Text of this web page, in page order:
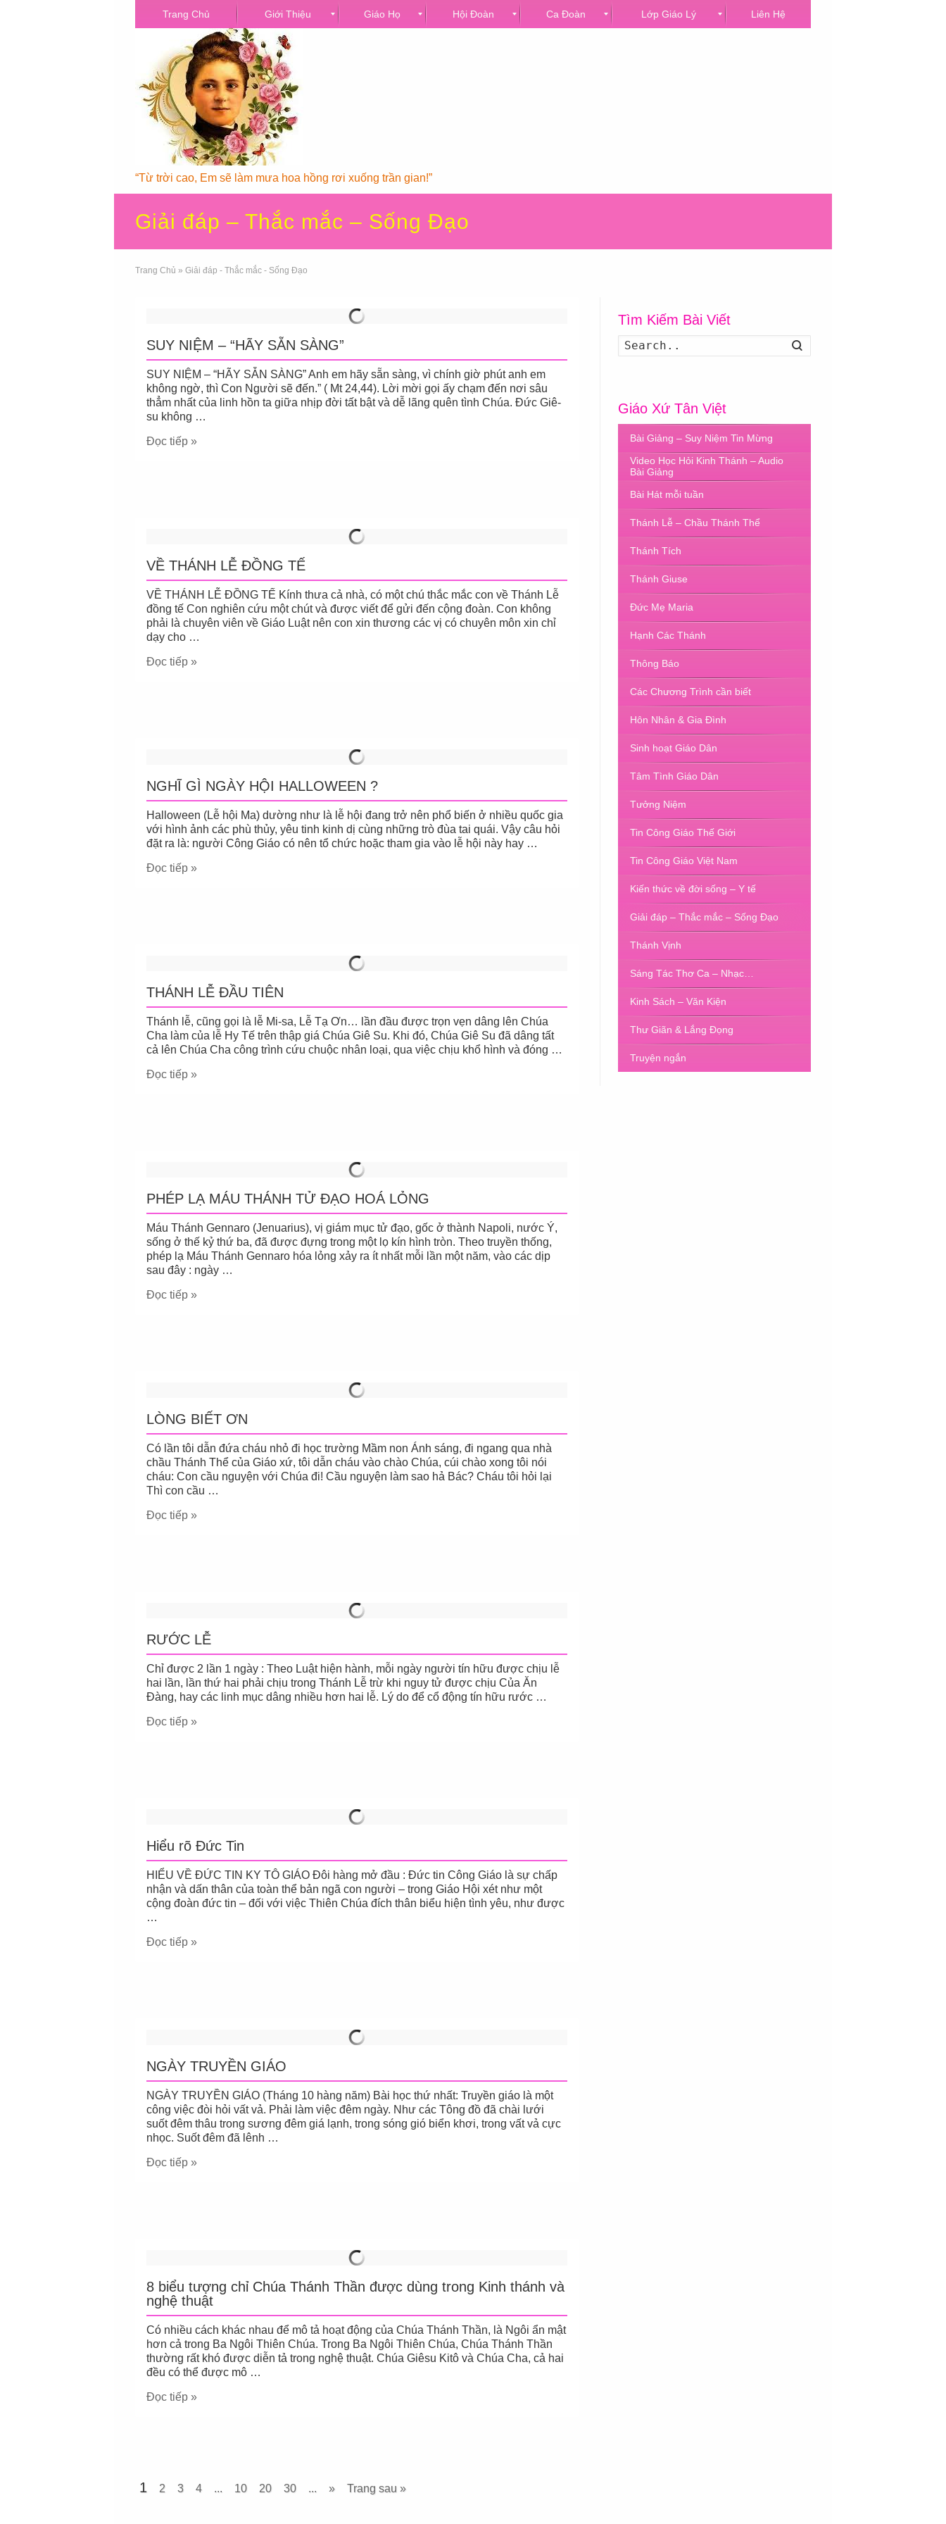
“Từ trời cao, Em sẽ làm mưa hoa hồng rơi xuống trần gian!”
Trang Chủ Giới Thiệu Giáo Họ Hội Đoàn Ca Đoàn Lớp Giáo Lý Liên Hệ
Giải đáp – Thắc mắc – Sống Đạo
Trang Chủ » Giải đáp - Thắc mắc - Sống Đạo
SUY NIỆM – “HÃY SẴN SÀNG”
SUY NIỆM – “HÃY SẴN SÀNG” Anh em hãy sẵn sàng, vì chính giờ phút anh em
không ngờ, thì Con Người sẽ đến.” ( Mt 24,44). Lời mời gọi ấy chạm đến nơi sâu
thẳm nhất của linh hồn ta giữa nhịp đời tất bật và dễ lãng quên tình Chúa. Đức Giê-
su không …
Đọc tiếp »
VỀ THÁNH LỄ ĐỒNG TẾ
VỀ THÁNH LỄ ĐỒNG TẾ Kính thưa cả nhà, có một chú thắc mắc con về Thánh Lễ
đồng tế Con nghiên cứu một chút và được viết để gửi đến cộng đoàn. Con không
phải là chuyên viên về Giáo Luật nên con xin thương các vị có chuyên môn xin chỉ
dạy cho …
Đọc tiếp »
NGHĨ GÌ NGÀY HỘI HALLOWEEN ?
Halloween (Lễ hội Ma) dường như là lễ hội đang trở nên phổ biến ở nhiều quốc gia
với hình ảnh các phù thủy, yêu tinh kinh dị cùng những trò đùa tai quái. Vậy câu hỏi
đặt ra là: người Công Giáo có nên tổ chức hoặc tham gia vào lễ hội này hay …
Đọc tiếp »
THÁNH LỄ ĐẦU TIÊN
Thánh lễ, cũng gọi là lễ Mi-sa, Lễ Tạ Ơn… lần đầu được trọn vẹn dâng lên Chúa
Cha làm của lễ Hy Tế trên thập giá Chúa Giê Su. Khi đó, Chúa Giê Su đã dâng tất
cả lên Chúa Cha công trình cứu chuộc nhân loại, qua việc chịu khổ hình và đóng …
Đọc tiếp »
PHÉP LẠ MÁU THÁNH TỬ ĐẠO HOÁ LỎNG
Máu Thánh Gennaro (Jenuarius), vị giám mục tử đạo, gốc ở thành Napoli, nước Ý,
sống ở thế kỷ thứ ba, đã được đựng trong một lọ kín hình tròn. Theo truyền thống,
phép lạ Máu Thánh Gennaro hóa lỏng xảy ra ít nhất mỗi lần một năm, vào các dịp
sau đây : ngày …
Đọc tiếp »
LÒNG BIẾT ƠN
Có lần tôi dẫn đứa cháu nhỏ đi học trường Mầm non Ánh sáng, đi ngang qua nhà
chầu Thánh Thể của Giáo xứ, tôi dẫn cháu vào chào Chúa, cúi chào xong tôi nói
cháu: Con cầu nguyện với Chúa đi! Cầu nguyện làm sao hả Bác? Cháu tôi hỏi lại
Thì con cầu …
Đọc tiếp »
RƯỚC LỄ
Chỉ được 2 lần 1 ngày : Theo Luật hiện hành, mỗi ngày người tín hữu được chịu lễ
hai lần, lần thứ hai phải chịu trong Thánh Lễ trừ khi nguy tử được chịu Của Ăn
Đàng, hay các linh mục dâng nhiều hơn hai lễ. Lý do để cổ động tín hữu rước …
Đọc tiếp »
Hiểu rõ Đức Tin
HIỂU VỀ ĐỨC TIN KY TÔ GIÁO Đôi hàng mở đầu : Đức tin Công Giáo là sự chấp
nhận và dấn thân của toàn thể bản ngã con người – trong Giáo Hội xét như một
cộng đoàn đức tin – đối với việc Thiên Chúa đích thân biểu hiện tình yêu, như được
…
Đọc tiếp »
NGÀY TRUYỀN GIÁO
NGÀY TRUYỀN GIÁO (Tháng 10 hàng năm) Bài học thứ nhất: Truyền giáo là một
công việc đòi hỏi vất vả. Phải làm việc đêm ngày. Như các Tông đồ đã chài lưới
suốt đêm thâu trong sương đêm giá lạnh, trong sóng gió biển khơi, trong vất vả cực
nhọc. Suốt đêm đã lênh …
Đọc tiếp »
8 biểu tượng chỉ Chúa Thánh Thần được dùng trong Kinh thánh và
nghệ thuật
Có nhiều cách khác nhau để mô tả hoạt động của Chúa Thánh Thần, là Ngôi ẩn mật
hơn cả trong Ba Ngôi Thiên Chúa. Trong Ba Ngôi Thiên Chúa, Chúa Thánh Thần
thường rất khó được diễn tả trong nghệ thuật. Chúa Giêsu Kitô và Chúa Cha, cả hai
đều có thể được mô …
Đọc tiếp »
1 2 3 4 ... 10 20 30 ... » Trang sau »
Tìm Kiếm Bài Viết
Giáo Xứ Tân Việt
Bài Giảng – Suy Niệm Tin Mừng
Video Học Hỏi Kinh Thánh – Audio
Bài Giảng
Bài Hát mỗi tuần
Thánh Lễ – Chầu Thánh Thể
Thánh Tích
Thánh Giuse
Đức Mẹ Maria
Hạnh Các Thánh
Thông Báo
Các Chương Trình cần biết
Hôn Nhân & Gia Đình
Sinh hoạt Giáo Dân
Tâm Tình Giáo Dân
Tưởng Niệm
Tin Công Giáo Thế Giới
Tin Công Giáo Việt Nam
Kiến thức về đời sống – Y tế
Giải đáp – Thắc mắc – Sống Đạo
Thánh Vịnh
Sáng Tác Thơ Ca – Nhạc…
Kinh Sách – Văn Kiện
Thư Giãn & Lắng Đọng
Truyện ngắn